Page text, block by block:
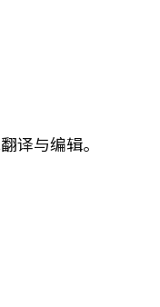
译与编辑。